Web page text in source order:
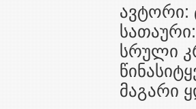
ავტორი:
სრული
მაგარი